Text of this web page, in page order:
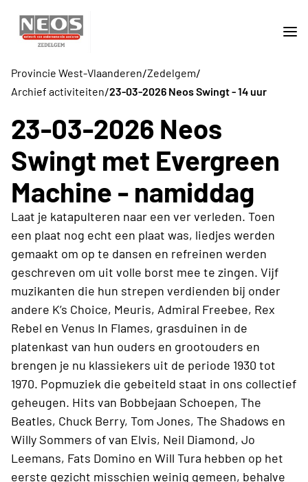
Provincie West-Vlaanderen/Zedelgem/
Archief activiteiten/23-03-2026 Neos Swingt - 14 uur
23-03-2026 Neos
Swingt met Evergreen
Machine - namiddag
Laat je katapulteren naar een ver verleden. Toen
een plaat nog echt een plaat was, liedjes werden
gemaakt om op te dansen en refreinen werden
geschreven om uit volle borst mee te zingen. Vijf
muzikanten die hun strepen verdienden bij onder
andere K’s Choice, Meuris, Admiral Freebee, Rex
Rebel en Venus In Flames, grasduinen in de
platenkast van hun ouders en grootouders en
brengen je nu klassiekers uit de periode 1930 tot
1970. Popmuziek die gebeiteld staat in ons collectief
geheugen. Hits van Bobbejaan Schoepen, The
Beatles, Chuck Berry, Tom Jones, The Shadows en
Willy Sommers of van Elvis, Neil Diamond, Jo
Leemans, Fats Domino en Will Tura hebben op het
eerste gezicht misschien weinig gemeen, behalve